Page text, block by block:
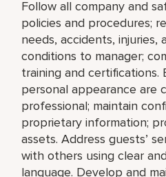
Follow all company and
policies and procedures;
needs, accidents, injuries,
conditions to manager;
training and certifications.
personal appearance are
professional; maintain
proprietary information;
assets. Address guests’
with others using clear
language. Develop and